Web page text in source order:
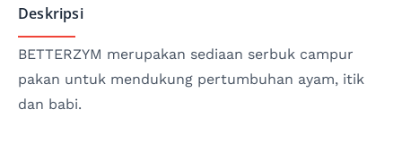
Deskripsi
BETTERZYM merupakan sediaan serbuk campur
pakan untuk mendukung pertumbuhan ayam, itik
dan babi.